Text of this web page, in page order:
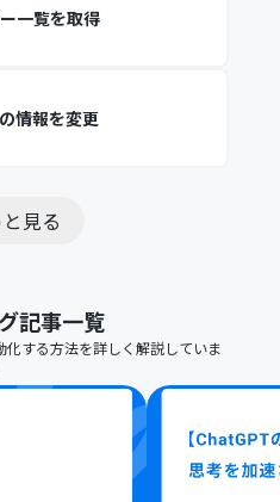
一覧を取得
情報を変更
見る
記事一覧
する方法を詳しく解説していま